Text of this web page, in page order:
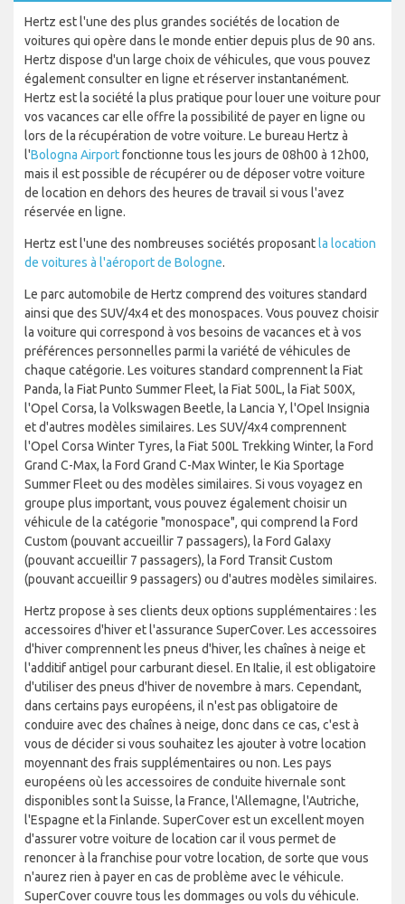
Hertz est l'une des plus grandes sociétés de location de
voitures qui opère dans le monde entier depuis plus de 90 ans.
Hertz dispose d'un large choix de véhicules, que vous pouvez
également consulter en ligne et réserver instantanément.
Hertz est la société la plus pratique pour louer une voiture pour
vos vacances car elle offre la possibilité de payer en ligne ou
lors de la récupération de votre voiture. Le bureau Hertz à
l'Bologna Airportfonctionne tous les jours de 08h00 à 12h00,
mais il est possible de récupérer ou de déposer votre voiture
de location en dehors des heures de travail si vous l'avez
réservée en ligne.
Hertz est l'une des nombreuses sociétés proposantla location
de voitures à l'aéroport de Bologne.
Le parc automobile de Hertz comprend des voitures standard
ainsi que des SUV/4x4 et des monospaces. Vous pouvez choisir
la voiture qui correspond à vos besoins de vacances et à vos
préférences personnelles parmi la variété de véhicules de
chaque catégorie. Les voitures standard comprennent la Fiat
Panda, la Fiat Punto Summer Fleet, la Fiat 500L, la Fiat 500X,
l'Opel Corsa, la Volkswagen Beetle, la Lancia Y, l'Opel Insignia
et d'autres modèles similaires. Les SUV/4x4 comprennent
l'Opel Corsa Winter Tyres, la Fiat 500L Trekking Winter, la Ford
Grand C-Max, la Ford Grand C-Max Winter, le Kia Sportage
Summer Fleet ou des modèles similaires. Si vous voyagez en
groupe plus important, vous pouvez également choisir un
véhicule de la catégorie "monospace", qui comprend la Ford
Custom (pouvant accueillir 7 passagers), la Ford Galaxy
(pouvant accueillir 7 passagers), la Ford Transit Custom
(pouvant accueillir 9 passagers) ou d'autres modèles similaires.
Hertz propose à ses clients deux options supplémentaires : les
accessoires d'hiver et l'assurance SuperCover. Les accessoires
d'hiver comprennent les pneus d'hiver, les chaînes à neige et
l'additif antigel pour carburant diesel. En Italie, il est obligatoire
d'utiliser des pneus d'hiver de novembre à mars. Cependant,
dans certains pays européens, il n'est pas obligatoire de
conduire avec des chaînes à neige, donc dans ce cas, c'est à
vous de décider si vous souhaitez les ajouter à votre location
moyennant des frais supplémentaires ou non. Les pays
européens où les accessoires de conduite hivernale sont
disponibles sont la Suisse, la France, l'Allemagne, l'Autriche,
l'Espagne et la Finlande. SuperCover est un excellent moyen
d'assurer votre voiture de location car il vous permet de
renoncer à la franchise pour votre location, de sorte que vous
n'aurez rien à payer en cas de problème avec le véhicule.
SuperCover couvre tous les dommages ou vols du véhicule.